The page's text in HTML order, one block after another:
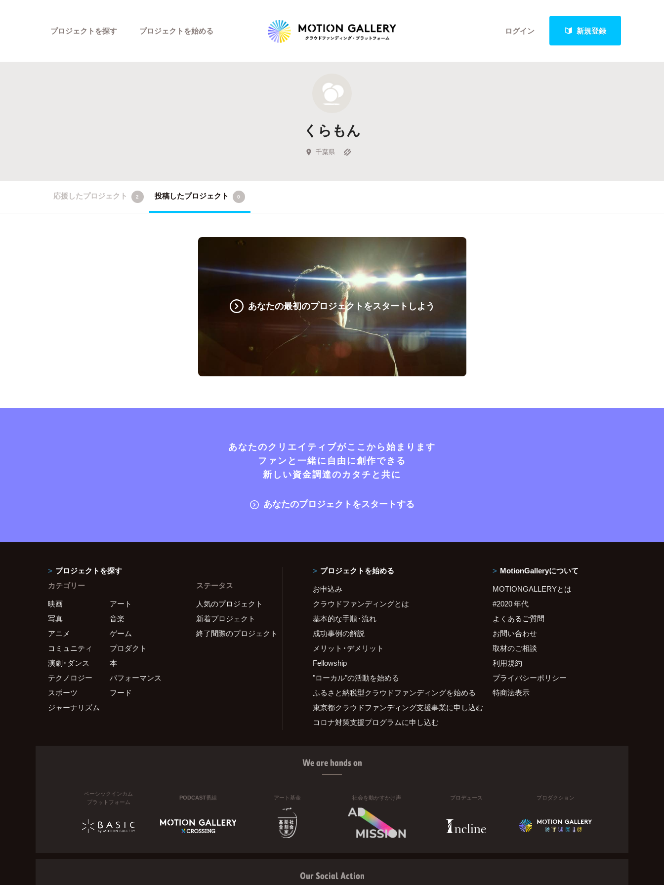
ログイン 新規登録
プロジェクトを探す
新着プロジェクト
Feature
キュレーターから探す
プロジェクトを始める
くらもん
千葉県
応援したプロジェクト 2 投稿したプロジェクト 0
あなたの最初のプロジェクトをスタートしよう
あなたのクリエイティブがここから始まります
ファンと一緒に自由に創作できる
新しい資金調達のカタチと共に
あなたのプロジェクトをスタートする
プロジェクトを探す
カテゴリー
映画
アート
写真
音楽
アニメ
ゲーム
コミュニティ
プロダクト
演劇・ダンス
本
テクノロジー
パフォーマンス
スポーツ
フード
ジャーナリズム
ステータス
人気のプロジェクト
新着プロジェクト
終了間際のプロジェクト
プロジェクトを始める
お申込み
クラウドファンディングとは
基本的な手順・流れ
成功事例の解説
メリット・デメリット
Fellowship
"ローカル"の活動を始める
ふるさと納税型クラウドファンディングを始める
東京都クラウドファンディング支援事業に申し込む
コロナ対策支援プログラムに申し込む
MotionGalleryについて
MOTIONGALLERYとは
#2020 年代
よくあるご質問
お問い合わせ
取材のご相談
利用規約
プライバシーポリシー
特商法表示
We are hands on
ベーシックインカム
プラットフォーム
PODCAST番組 アート基金 社会を動かすかけ声 プロデュース プロダクション
Our Social Action